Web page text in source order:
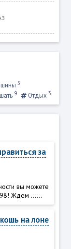
5
9 Отдых 3
за
вы можете
98! Ждем ......
на лоне